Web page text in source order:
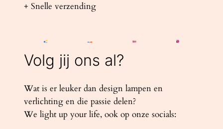
+ Snelle verzending
Volg jij ons al?
Wat is er leuker dan design lampen en
verlichting en die passie delen?
We light up your life, ook op onze socials: